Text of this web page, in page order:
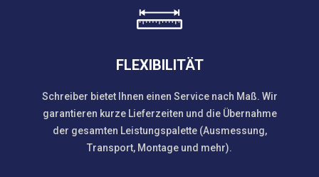
FLEXIBILITÄT
Schreiber bietet Ihnen einen Service nach Maß. Wir
garantieren kurze Lieferzeiten und die Übernahme
der gesamten Leistungspalette (Ausmessung,
Transport, Montage und mehr).